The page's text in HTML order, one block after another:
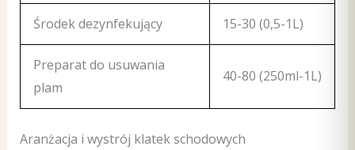
Środek dezynfekujący 15-30 (0,5-1L)
Preparat do usuwania
plam
40-80 (250ml-1L)
Aranżacja i wystrój klatek schodowych